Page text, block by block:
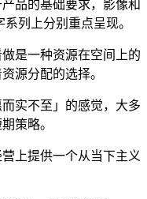
品的基础要求，影像和
列上分别重点呈现。
是一种资源在空间上的
源分配的选择。
实不至」的感觉，大多
策略。
上提供一个从当下主义